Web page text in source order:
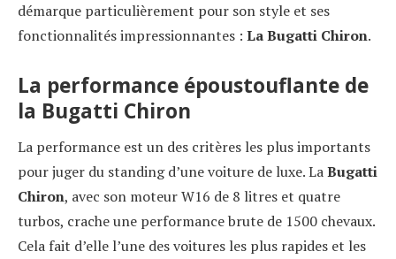
démarque particulièrement pour son style et ses
fonctionnalités impressionnantes : La Bugatti Chiron.
La performance époustouflante de
la Bugatti Chiron
La performance est un des critères les plus importants
pour juger du standing d’une voiture de luxe. LaBugatti
Chiron, avec son moteur W16 de 8 litres et quatre
turbos, crache une performance brute de 1500 chevaux.
Cela fait d’elle l’une des voitures les plus rapides et les